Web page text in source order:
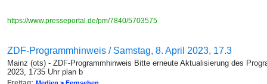
https://www.presseportal.de/pm/7840/5703575
ZDF-Programmhinweis / Samstag, 8. April 2023, 17.3
Mainz (ots) - ZDF-Programmhinweis Bitte erneute Aktualisierung des
2023, 1735 Uhr plan b